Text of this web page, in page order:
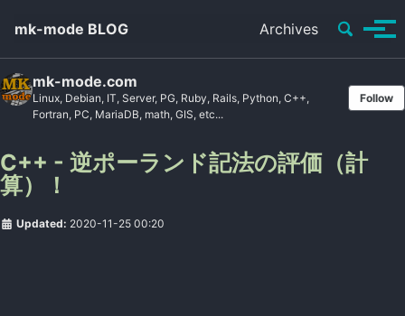
mk-mode BLOG Archives Toggle
mk-mode.com
Linux, Debian, IT, Server, PG, Ruby, Rails, Python, C++,
Fortran, PC, MariaDB, math, GIS, etc...
Follow
C++ - 逆ポーランド記法の評価（計
算）！
Updated: 2020-11-25 00:20